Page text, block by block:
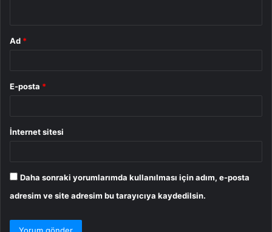
Ad *
E-posta *
İnternet sitesi
Daha sonraki yorumlarımda kullanılması için adım, e-posta
adresim ve site adresim bu tarayıcıya kaydedilsin.